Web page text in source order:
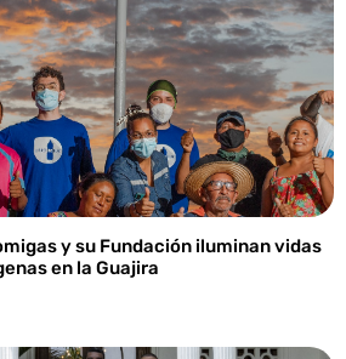
y su Fundación iluminan vidas
en la Guajira